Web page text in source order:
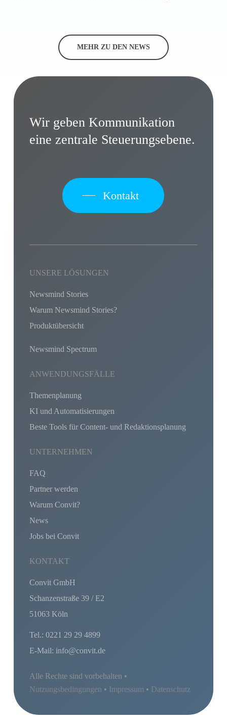
MEHR ZU DEN NEWS
Wir geben Kommunikation
eine zentrale Steuerungsebene.
Kontakt
UNSERE LÖSUNGEN
Newsmind Stories
Warum Newsmind Stories?
Produktübersicht
Newsmind Spectrum
ANWENDUNGSFÄLLE
Themenplanung
KI und Automatisierungen
Beste Tools für Content- und Redaktionsplanung
UNTERNEHMEN
FAQ
Partner werden
Warum Convit?
News
Jobs bei Convit
KONTAKT
Convit GmbH
Schanzenstraße 39 / E2
51063 Köln
Tel.: 0221 29 29 4899
E-Mail: info@convit.de
Alle Rechte sind vorbehalten •
Nutzungsbedingungen • Impressum • Datenschutz